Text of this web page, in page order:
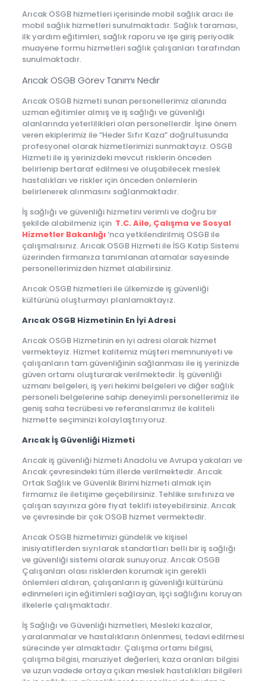
Arıcak OSGB hizmetleri içerisinde mobil sağlık aracı ile
mobil sağlık hizmetleri sunulmaktadır. Sağlık taraması,
ilk yardım eğitimleri, sağlık raporu ve işe giriş periyodik
muayene formu hizmetleri sağlık çalışanları tarafından
sunulmaktadır.
Arıcak OSGB Görev Tanımı Nedir
Arıcak OSGB hizmeti sunan personellerimiz alanında
uzman eğitimler almış ve iş sağlığı ve güvenliği
alanlarında yeterlilikleri olan personellerdir. İşine önem
veren ekiplerimiz ile “Heder Sıfır Kaza” doğrultusunda
profesyonel olarak hizmetlerimizi sunmaktayız. OSGB
Hizmeti ile iş yerinizdeki mevcut risklerin önceden
belirlenip bertaraf edilmesi ve oluşabilecek meslek
hastalıkları ve riskler için önceden önlemlerin
belirlenerek alınmasını sağlanmaktadır.
İş sağlığı ve güvenliği hizmetini verimli ve doğru bir
şekilde alabilmeniz için T.C. Aile, Çalışma ve Sosyal
Hizmetler Bakanlığı‘nca yetkilendirilmiş OSGB ile
çalışmalısınız. Arıcak OSGB Hizmeti ile İSG Katip Sistemi
üzerinden firmanıza tanımlanan atamalar sayesinde
personellerimizden hizmet alabilirsiniz.
Arıcak OSGB hizmetleri ile ülkemizde iş güvenliği
kültürünü oluşturmayı planlamaktayız.
Arıcak OSGB Hizmetinin En İyi Adresi
Arıcak OSGB Hizmetinin en iyi adresi olarak hizmet
vermekteyiz. Hizmet kalitemiz müşteri memnuniyeti ve
çalışanların tam güvenliğinin sağlanması ile iş yerinizde
güven ortamı oluşturarak verilmektedir. İş güvenliği
uzmanı belgeleri, iş yeri hekimi belgeleri ve diğer sağlık
personeli belgelerine sahip deneyimli personellerimiz ile
geniş saha tecrübesi ve referanslarımız ile kaliteli
hizmette seçiminizi kolaylaştırıyoruz.
Arıcak İş Güvenliği Hizmeti
Arıcak iş güvenliği hizmeti Anadolu ve Avrupa yakaları ve
Arıcak çevresindeki tüm illerde verilmektedir. Arıcak
Ortak Sağlık ve Güvenlik Birimi hizmeti almak için
firmamız ile iletişime geçebilirsiniz. Tehlike sınıfınıza ve
çalışan sayınıza göre fiyat teklifi isteyebilirsiniz. Arıcak
ve çevresinde bir çok OSGB hizmet vermektedir.
Arıcak OSGB hizmetimizi gündelik ve kişisel
inisiyatiflerden sıyrılarak standartları belli bir iş sağlığı
ve güvenliği sistemi olarak sunuyoruz. Arıcak OSGB
Çalışanları olası risklerden korumak için gerekli
önlemleri aldıran, çalışanların iş güvenliği kültürünü
edinmeleri için eğitimleri sağlayan, işçi sağlığını koruyan
ilkelerle çalışmaktadır.
İş Sağlığı ve Güvenliği hizmetleri, Mesleki kazalar,
yaralanmalar ve hastalıkların önlenmesi, tedavi edilmesi
sürecinde yer almaktadır. Çalışma ortamı bilgisi,
çalışma bilgisi, maruziyet değerleri, kaza oranları bilgisi
ve uzun vadede ortaya çıkan meslek hastalıkları bilgileri